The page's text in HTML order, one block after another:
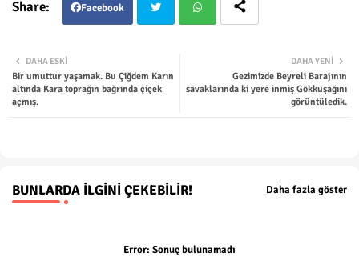
Facebook
ter
DAHA YENI
Gezimizde Beyreli Barajının
savaklarında ki yere inmiş Gökkuşağını
görüntüledik.
DAHA ESKI
Bir umuttur yaşamak. Bu Çiğdem Karın
altında Kara toprağın bağrında çiçek
açmış.
BUNLARDA İLGINI ÇEKEBILIR! Daha fazla göster
Error: Sonuç bulunamadı